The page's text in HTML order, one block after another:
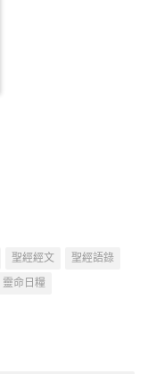
聖經經文
聖經語錄
靈命日糧